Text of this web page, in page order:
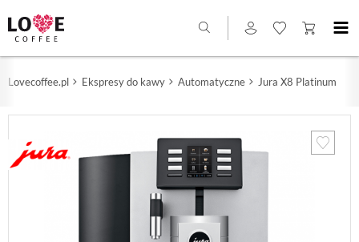
Lovecoffee.pl Ekspresy do kawy Automatyczne Jura X8 Platinum